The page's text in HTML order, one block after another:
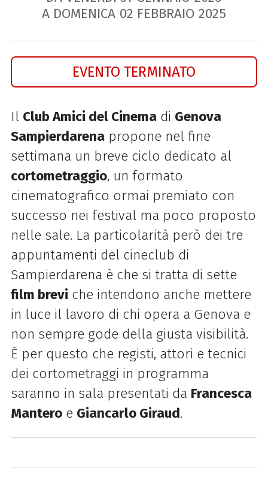
A DOMENICA 02 FEBBRAIO 2025
EVENTO TERMINATO
Il Club Amici del Cinemadi Genova
Sampierdarenapropone nel fine
settimana un breve ciclo dedicato al
cortometraggio, un formato
cinematografico ormai premiato con
successo nei festival ma poco proposto
nelle sale. La particolarità però dei tre
appuntamenti del cineclub di
Sampierdarena è che si tratta di sette
film brevi che intendono anche mettere
in luce il lavoro di chi opera a Genova e
non sempre gode della giusta visibilità.
È per questo che registi, attori e tecnici
dei cortometraggi in programma
saranno in sala presentati da Francesca
Manteroe Giancarlo Giraud.